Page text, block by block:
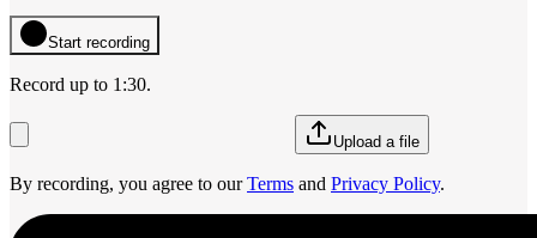
Start recording
Record up to 1:30.
Upload a file
By recording, you agree to our Terms and Privacy Policy.